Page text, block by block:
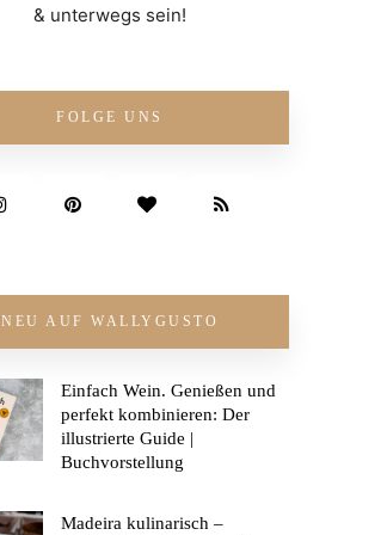
& unterwegs sein!
FOLGE UNS
NEU AUF WALLYGUSTO
Einfach Wein. Genießen und
perfekt kombinieren: Der
illustrierte Guide |
Buchvorstellung
Madeira kulinarisch –